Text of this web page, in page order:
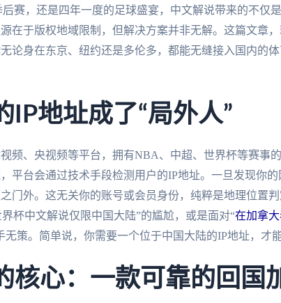
赛，还是四年一度的足球盛宴，中文解说带来的不仅
在于版权地域限制，但解决方案并非无解。这篇文章
论身在东京、纽约还是多伦多，都能无缝接入国内的
IP地址成了“局外人”
频、央视频等平台，拥有NBA、中超、世界杯等赛事
平台会通过技术手段检测用户的IP地址。一旦发现你
门外。这无关你的账号或会员身份，纯粹是地理位置
杯中文解说仅限中国大陆”的尴尬，或是面对“在加拿
无策。简单说，你需要一个位于中国大陆的IP地址，才
核心：一款可靠的回国